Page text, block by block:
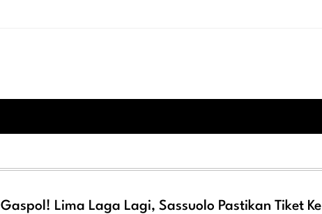
Gaspol! Lima Laga Lagi, Sassuolo Pastikan Tiket Ke